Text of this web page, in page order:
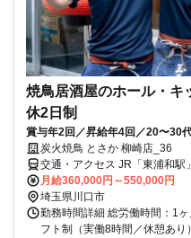
焼鳥居酒屋のホール・キ
休2日制
賞与年2回／昇給年4回／20〜30
炭火焼鳥 とさか 柳崎店_36
交通・アクセス JR「東浦和駅
バス停「東谷」徒歩12分
月給360,000円～550,000円
埼玉県川口市
勤務時間詳細 総労働時間：1
フト制（実働8時間／休憩あ